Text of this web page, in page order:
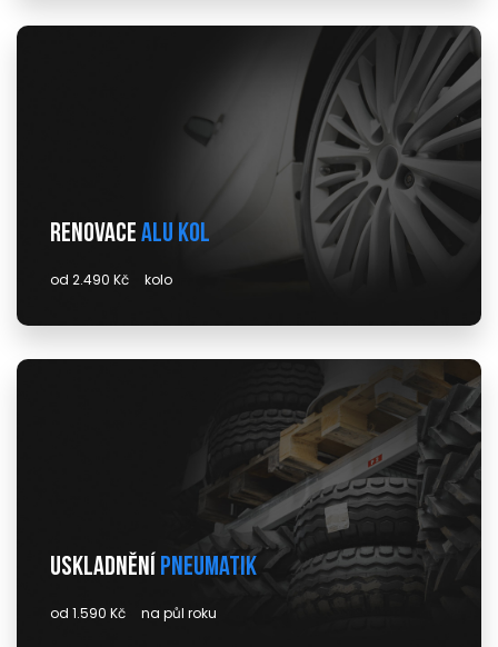
Renovace alu kol
od 2.490 Kč kolo
Uskladnění pneumatik
od 1.590 Kč na půl roku